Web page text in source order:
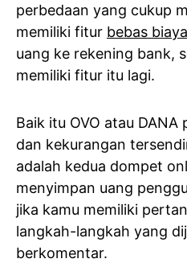
perbedaan yang cukup
memiliki fitur bebas
uang ke rekening bank,
memiliki fitur itu lagi.
Baik itu OVO atau
dan kekurangan
adalah kedua dompet
menyimpan uang
jika kamu memiliki
langkah-langkah yang
berkomentar.